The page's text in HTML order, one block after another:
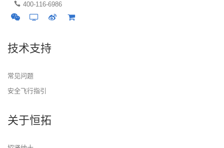
400-116-6986
技术支持
常见问题
安全飞行指引
关于恒拓